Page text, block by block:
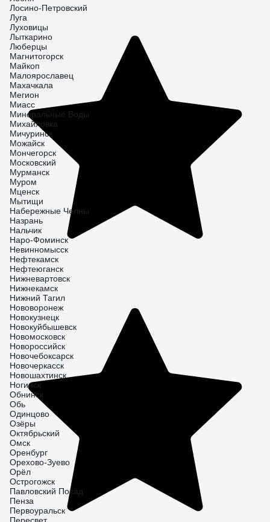
Лосино-Петровский
Луга
Луховицы
Лыткарино
Люберцы
Магнитогорск
Майкоп
Малоярославец
Махачкала
Мегион
Миасс
Минеральные Воды
Михайловка
Мичуринск
Можайск
Мончегорск
Московский
Мурманск
Муром
Мценск
Мытищи
Набережные Челны
Назрань
Нальчик
Наро-Фоминск
Невинномысск
Нефтекамск
Нефтеюганск
Нижневартовск
Нижнекамск
Нижний Тагил
Нововоронеж
Новокузнецк
Новокуйбышевск
Новомосковск
Новороссийск
Новочебоксарск
Новочеркасск
Новошахтинск
Ногинск
Обнинск
Обь
Одинцово
Озёры
Октябрьский
Омск
Оренбург
Орехово-Зуево
Орёл
Острогожск
Павловский Посад
Пенза
Первоуральск